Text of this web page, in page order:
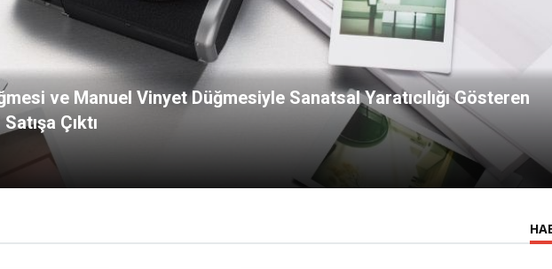
ve Manuel Vinyet Düğmesiyle Sanatsal Yaratıcılığı Gösteren
Çıktı